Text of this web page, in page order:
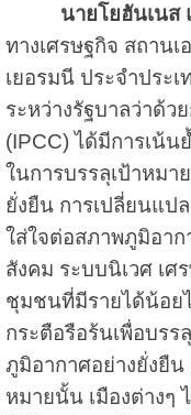
นายโยฮันเนส
ทางเศรษฐกิจ สถาน
เยอรมนี ประจำประ
ระหว่างรัฐบาลว่าด้ว
(IPCC) ได้มีการเน้น
ในการบรรลุเป้าหม
ยั่งยืน การเปลี่ยนแป
ใส่ใจต่อสภาพภูมิอา
สังคม ระบบนิเวศ เศ
ชุมชนที่มีรายได้น้อย
กระตือรือร้นเพื่อบร
ภูมิอากาศอย่างยั่งยืน
หมายนั้น เมืองต่างๆ